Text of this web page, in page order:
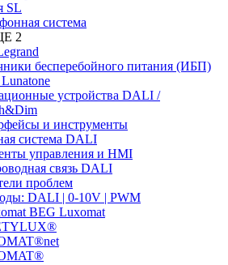
SL
система
2
бесперебойного питания (ИБП)
Lunatone
устройства DALI /
и инструменты
система DALI
управления и HMI
связь DALI
проблем
DALI | 0-10V | PWM
BEG Luxomat